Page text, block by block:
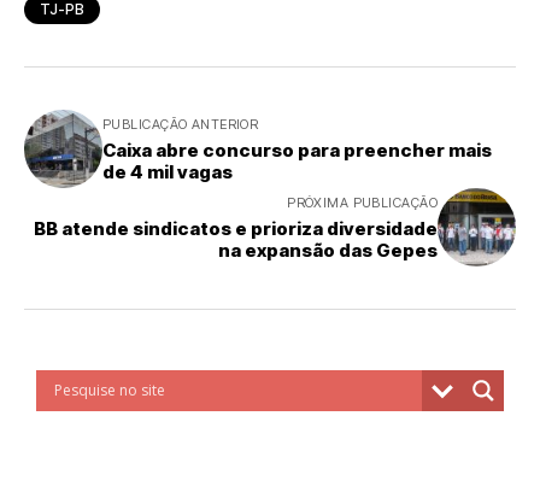
TJ-PB
PUBLICAÇÃO ANTERIOR
Caixa abre concurso para preencher mais
de 4 mil vagas
PRÓXIMA PUBLICAÇÃO
BB atende sindicatos e prioriza diversidade
na expansão das Gepes